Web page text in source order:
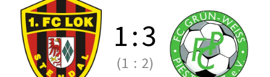
1:3
(1 : 2)